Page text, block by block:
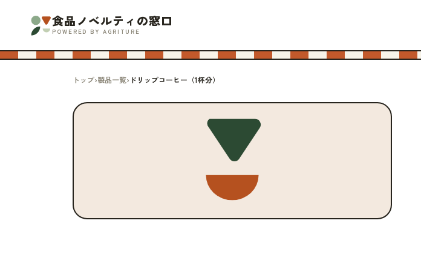
食品ノベルティの窓口
POWERED BY AGRITURE
トップ›製品一覧› ドリップコーヒー（1杯分）